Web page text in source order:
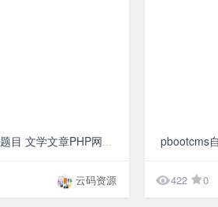
云码资源 422 0